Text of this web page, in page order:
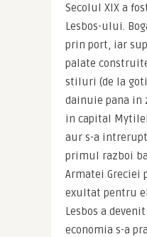
Secolul XIX a
Lesbos-ului.
prin port, iar
palate
stiluri (de la
dainuie pana in
in capital
aur s-a
primul razboi
Armatei Greciei
exultat pentru
Lesbos a
economia s-a